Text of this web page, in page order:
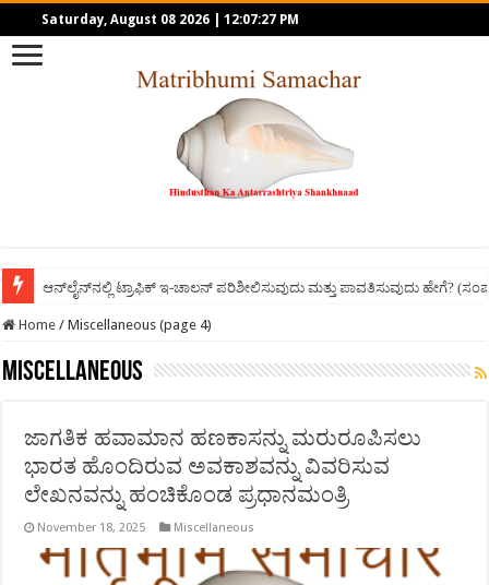
Saturday, August 08 2026 12:07:27 PM
ಆನ್‌ಲೈನ್‌ನಲ್ಲಿ ಟ್ರಾಫಿಕ್ ಇ-ಚಾಲನ್ ಪರಿಶೀಲಿಸುವುದು ಮತ್ತು ಪಾವತಿಸುವುದು ಹೇಗೆ?
Home / Miscellaneous (page 4)
Miscellaneous
ಜಾಗತಿಕ ಹವಾಮಾನ ಹಣಕಾಸನ್ನು ಮರುರೂಪಿಸಲು
ಭಾರತ ಹೊಂದಿರುವ ಅವಕಾಶವನ್ನು ವಿವರಿಸುವ
ಲೇಖನವನ್ನು ಹಂಚಿಕೊಂಡ ಪ್ರಧಾನಮಂತ್ರಿ
November 18, 2025 Miscellaneous